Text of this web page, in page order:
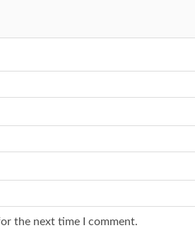
the next time I comment.